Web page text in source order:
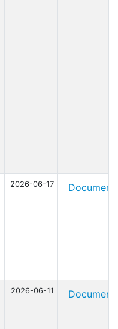
2026-06-17
2026-06-11